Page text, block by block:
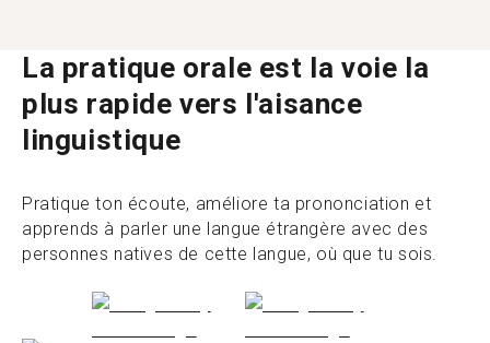
La pratique orale est la voie la
plus rapide vers l'aisance
linguistique
Pratique ton écoute, améliore ta prononciation et
apprends à parler une langue étrangère avec des
personnes natives de cette langue, où que tu sois.